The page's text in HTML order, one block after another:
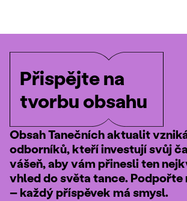
Přispějte na
tvorbu obsahu
Obsah Tanečních aktualit
odborníků, kteří investují svůj
vášeň, aby vám přinesli ten
vhled do světa tance. Podpořte
– každý příspěvek má smysl.